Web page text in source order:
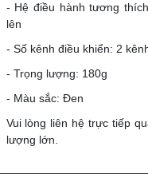
- Hệ điều hành tương
lên
- Số kênh điều khiển: 2
- Trọng lượng: 180g
- Màu sắc: Đen
Vui lòng liên hệ trực tiếp
lượng lớn.